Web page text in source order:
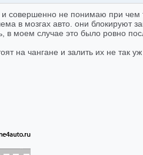
и совершенно не понимаю при чем
в мозгах авто. они блокируют
в моем случае это было ровно
на чангане и залить их не так